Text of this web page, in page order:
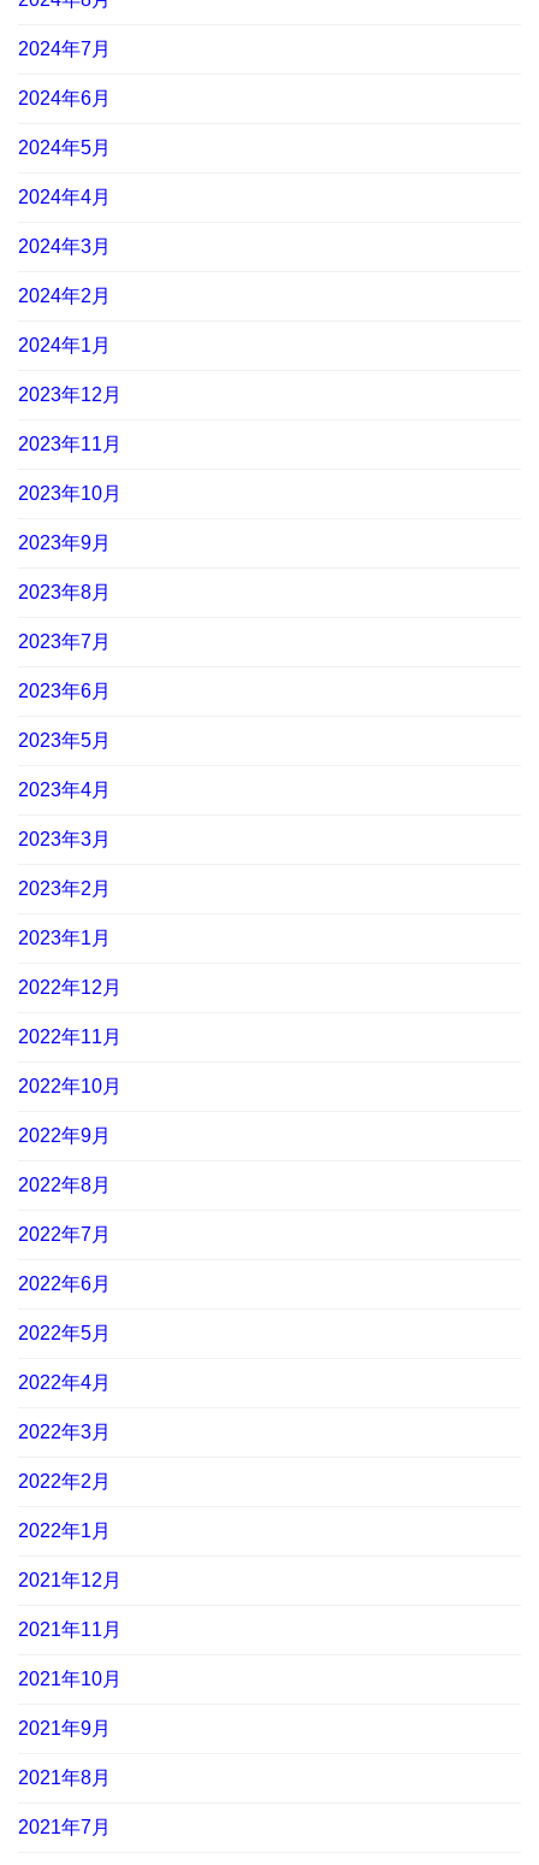
2024年7月
2024年6月
2024年5月
2024年4月
2024年3月
2024年2月
2024年1月
2023年12月
2023年11月
2023年10月
2023年9月
2023年8月
2023年7月
2023年6月
2023年5月
2023年4月
2023年3月
2023年2月
2023年1月
2022年12月
2022年11月
2022年10月
2022年9月
2022年8月
2022年7月
2022年6月
2022年5月
2022年4月
2022年3月
2022年2月
2022年1月
2021年12月
2021年11月
2021年10月
2021年9月
2021年8月
2021年7月